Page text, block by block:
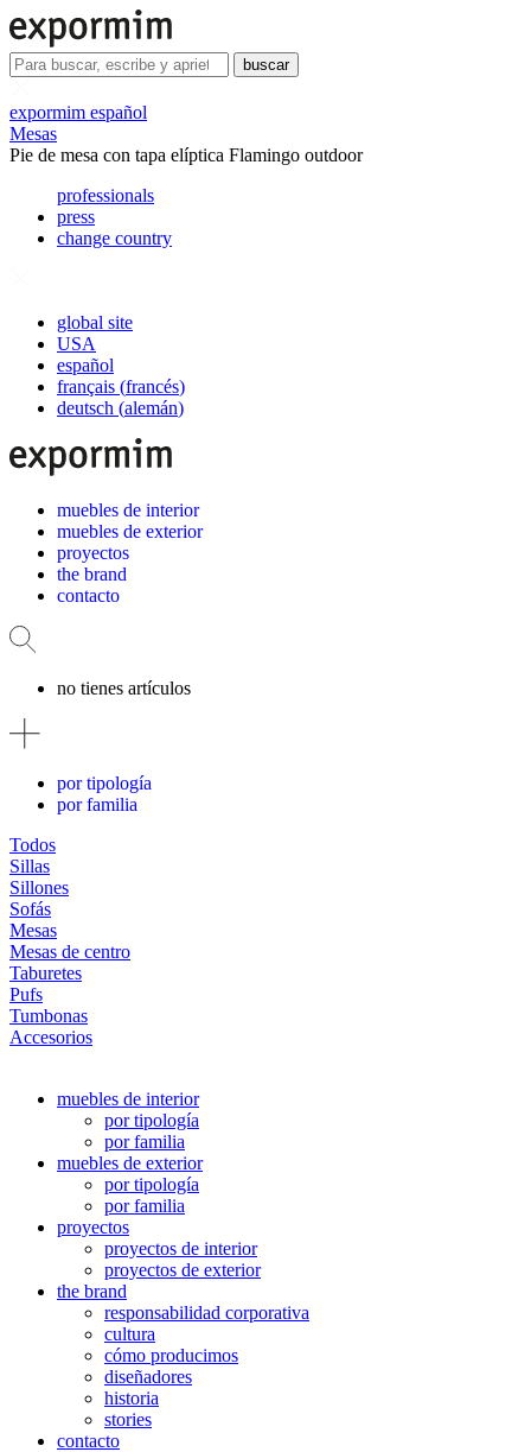
buscar
expormim español
Mesas
Pie de mesa con tapa elíptica Flamingo outdoor
professionals
press
change country
global site
USA
español
français (francés)
deutsch (alemán)
muebles de interior
muebles de exterior
proyectos
the brand
contacto
no tienes artículos
por tipología
por familia
Todos
Sillas
Sillones
Sofás
Mesas
Mesas de centro
Taburetes
Pufs
Tumbonas
Accesorios
muebles de interior
por tipología
por familia
muebles de exterior
por tipología
por familia
proyectos
proyectos de interior
proyectos de exterior
the brand
responsabilidad corporativa
cultura
cómo producimos
diseñadores
historia
stories
contacto